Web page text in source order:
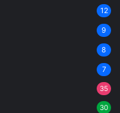
12
9
8
7
35
30